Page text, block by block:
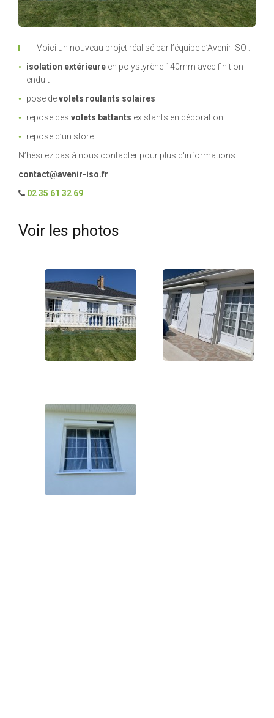
Voici un nouveau projet réalisé par l’équipe d’Avenir ISO :
isolation extérieure en polystyrène 140mm avec finition
enduit
pose devolets roulants solaires
repose des volets battants existants en décoration
repose d’un store
N’hésitez pas à nous contacter pour plus d‘informations :
contact@avenir-iso.fr
02 35 61 32 69
Voir les photos